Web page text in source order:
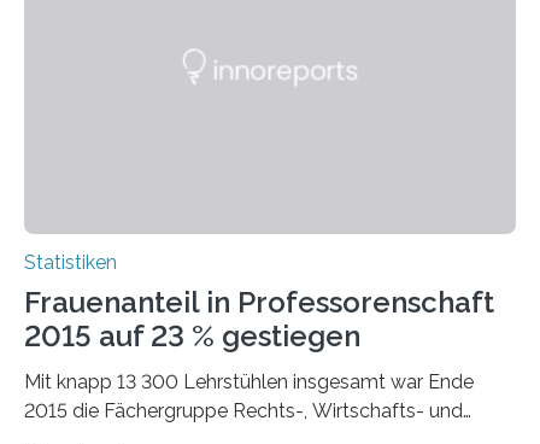
Statistiken
Frauenanteil in Professorenschaft
2015 auf 23 % gestiegen
Mit knapp 13 300 Lehrstühlen insgesamt war Ende
2015 die Fächergruppe Rechts-, Wirtschafts- und